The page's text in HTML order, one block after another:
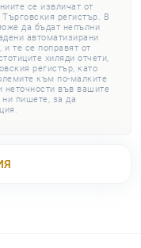
се извличат от
Търговския регистър. В
да бъдат непълни
автоматизирани
и те се поправят от
хиляди отчети,
регистър, като
към по-малките
неточности във вашите
пишете, за да